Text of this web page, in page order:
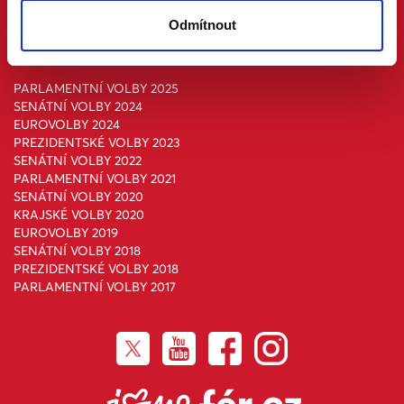
Odmítnout
PROMLUVÍM
PARLAMENTNÍ VOLBY 2025
SENÁTNÍ VOLBY 2024
EUROVOLBY 2024
PREZIDENTSKÉ VOLBY 2023
SENÁTNÍ VOLBY 2022
PARLAMENTNÍ VOLBY 2021
SENÁTNÍ VOLBY 2020
KRAJSKÉ VOLBY 2020
EUROVOLBY 2019
SENÁTNÍ VOLBY 2018
PREZIDENTSKÉ VOLBY 2018
PARLAMENTNÍ VOLBY 2017